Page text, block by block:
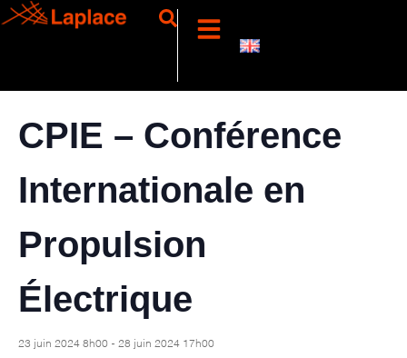
« Tous les Évènements
CPIE – Conférence
Internationale en
Propulsion
Électrique
23 juin 2024 8h00 - 28 juin 2024 17h00